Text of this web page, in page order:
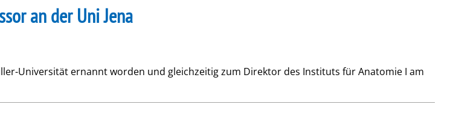
an der Uni Jena
Universität ernannt worden und gleichzeitig zum Direktor des Instituts für Anatomie I am